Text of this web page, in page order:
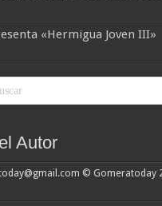
«Hermigua Joven III»
Autor
© Gomeratoday